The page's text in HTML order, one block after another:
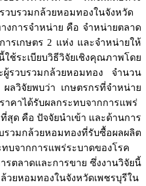
บรวมกล้วยหอมทองในจังหวัด
งการจำหน่าย คือ จำหน่ายตลาด
รเกษตร 2 แห่ง และจำหน่ายให้
ช้ระเบียบวิธีวิจัยเชิงคุณภาพโดย
ผู้รวบรวมกล้วยหอมทอง จำนวน
ผลวิจัยพบว่า เกษตรกรที่จำหน่าย
คาได้รับผลกระทบจากการแพร่
สุด คือ ปัจจัยนำเข้า และด้านการ
วมกล้วยหอมทองที่รับซื้อผลผลิต
บจากการแพร่ระบาดของโรค
ตลาดและการขาย ซึ่งงานวิจัยนี้
วยหอมทองในจังหวัดเพชรบุรีใน